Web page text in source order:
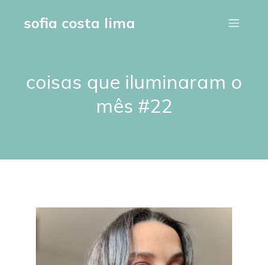
sofia costa lima
coisas que iluminaram o
mês #22